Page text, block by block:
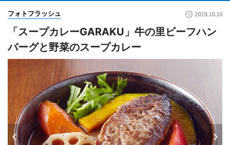
フォトフラッシュ 2019.10.10
「スープカレーGARAKU」牛の里ビーフハン
バーグと野菜のスープカレー